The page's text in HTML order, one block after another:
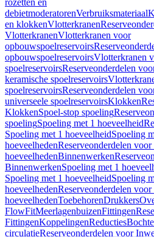
rozetten en
debietmoderatorenVerbruiksmateriaal
en klokkenVlotterkranen
VlotterkranenVlotterkranen voor
opbouwspoelreservoirs
opbouwspoelreservoirsVlotterkranen
spoelreservoirsReserveonderdelen
keramische spoelreservoirs
spoelreservoirsReserveonderdelen
universeele spoelreservoirsKlokken
KlokkenSpoel-stop spoeling
spoelingSpoeling met 1 hoeveelheid
Spoeling met 1 hoeveelheidSpoeling
hoeveelhedenReserveonderdelen
hoeveelhedenBinnenwerken
BinnenwerkenSpoeling met 1
Spoeling met 1 hoeveelheidSpoeling
hoeveelhedenReserveonderdelen
hoeveelhedenToebehorenDrukkers
FlowFitMeerlagenbuizenFittingen
FittingenKoppelingenReducties
circulatieReserveonderdelen voor